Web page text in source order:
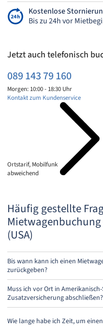
Kostenlose
Bis zu 24h vor
Jetzt auch telefonisch
089 143 79 160
Morgen: 10:00 - 18:30 Uhr
Ortstarif, Mobilfunk
abweichend
Kontakt zum Kundenservice
Häufig gestellte
(USA)
Bis wann kann ich einen
zurückgeben?
Grundsätzlich kannst Du den
zurückgeben. Wichtig ist nur,
bei der Buchung angegeben,
Muss ich vor Ort in
Zusatzversicherung abschließen?
Buche am besten über uns die
Selbstbeteiligung. So musst Du
abschließen.
Wie lange habe ich Zeit, um